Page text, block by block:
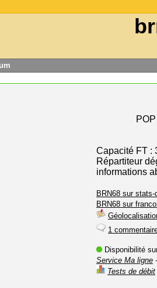
POP
Capacité FT :
Répartiteur
informations
BRN68 sur stats-
BRN68 sur
1
Disponibilité
Service Ma ligne
Tests de débit